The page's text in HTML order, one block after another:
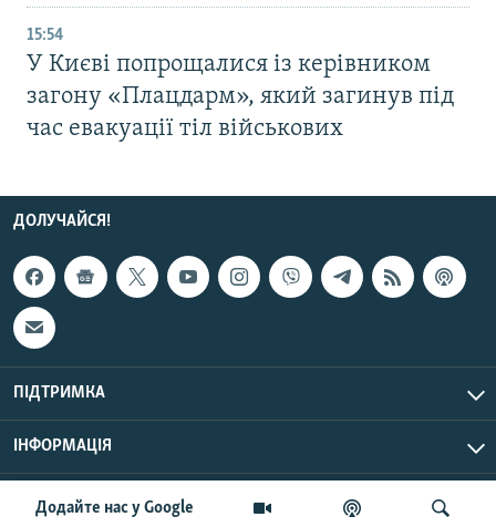
Додайте нас у Google
15:54
У Києві попрощалися із керівником
загону «Плацдарм», який загинув під
час евакуації тіл військових
ДОЛУЧАЙСЯ!
ПІДТРИМКА
ІНФОРМАЦІЯ
© Радіо Свобода, 2026 | Усі права застережено.
UTC+3